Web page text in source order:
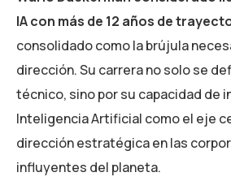
IA con más de 12 años de
consolidado como la brújula
dirección. Su carrera no solo se
técnico, sino por su capacidad de
Inteligencia Artificial como el eje
dirección estratégica en las
influyentes del planeta.